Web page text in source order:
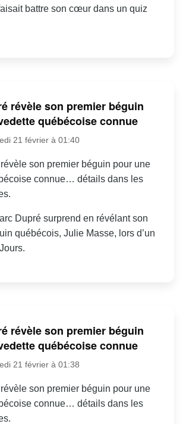
battre son cœur dans un quiz
révèle son premier béguin
québécoise connue
21 février à 01:40
son premier béguin pour une
connue… détails dans les
Dupré surprend en révélant son
québécois, Julie Masse, lors d’un
révèle son premier béguin
québécoise connue
21 février à 01:38
son premier béguin pour une
connue… détails dans les